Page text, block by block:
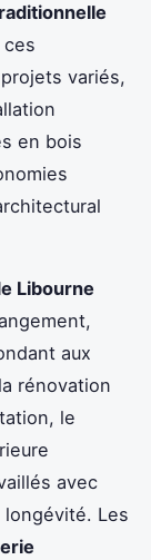
variés,
en bois
Libourne
aux
rénovation
le
avec
longévité. Les